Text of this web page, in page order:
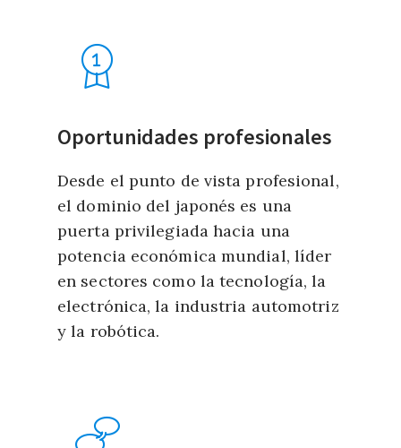
Oportunidades profesionales
Desde el punto de vista profesional,
el dominio del japonés es una
puerta privilegiada hacia una
potencia económica mundial, líder
en sectores como la tecnología, la
electrónica, la industria automotriz
y la robótica.